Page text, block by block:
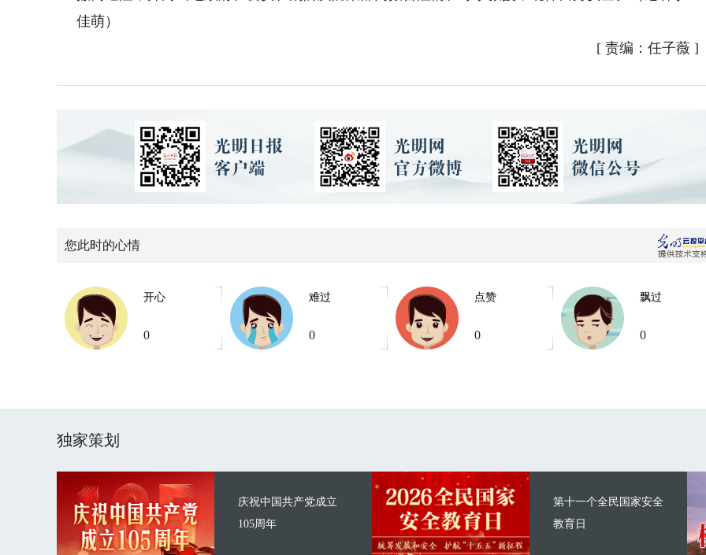
佳萌）
[ 责编：任子薇 ]
您此时的心情
开心
0
难过
0
点赞
0
飘过
0
独家策划
庆祝中国共产党成立
105周年
第十一个全民国家安全
教育日